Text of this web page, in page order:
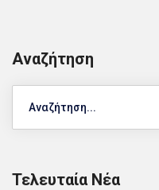
Αναζήτηση
Τελευταία Νέα